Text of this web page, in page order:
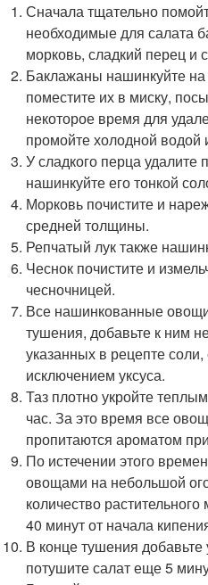
Сначала тщательно
необходимые для салата
морковь, сладкий перец и
Баклажаны нашинкуйте на
поместите их в миску,
некоторое время для
промойте холодной водой
У сладкого перца удалите
нашинкуйте его тонкой
Морковь почистите и
средней толщины.
Репчатый лук также
Чеснок почистите и
чесночницей.
Все нашинкованные
тушения, добавьте к ним
указанных в рецепте
исключением уксуса.
Таз плотно укройте
час. За это время все
пропитаются ароматом
По истечении этого
овощами на небольшой
количество
40 минут от начала
В конце тушения добавьте
потушите салат еще 5